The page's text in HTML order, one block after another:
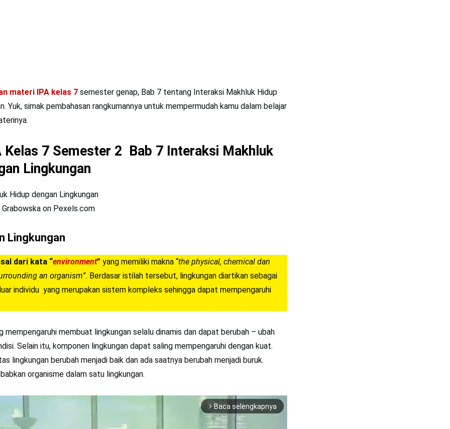
materi IPA kelas 7 semester genap, Bab 7 tentang Interaksi Makhluk Hidup
Yuk, simak pembahasan rangkumannya untuk mempermudah kamu dalam belajar
7 Semester 2 Bab 7 Interaksi Makhluk
Lingkungan
on Pexels.com
Lingkungan
dari kata “environment” yang memiliki makna “the physical, chemical dan
an organism”. Berdasar istilah tersebut, lingkungan diartikan sebagai
individu yang merupakan sistem kompleks sehingga dapat mempengaruhi
mempengaruhi membuat lingkungan selalu dinamis dan dapat berubah – ubah
Selain itu, komponen lingkungan dapat saling mempengaruhi dengan kuat.
lingkungan berubah menjadi baik dan ada saatnya berubah menjadi buruk.
organisme dalam satu lingkungan.
arrow_forward_ios Baca selengkapnya